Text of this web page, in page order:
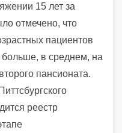
15 лет за
отмечено, что
пациентов
больше, в среднем, на
пансионата.
реестр